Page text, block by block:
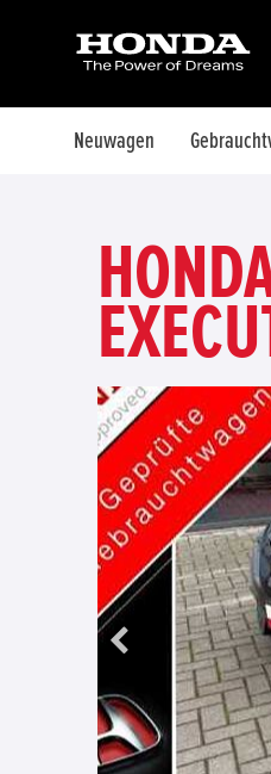
Neuwagen